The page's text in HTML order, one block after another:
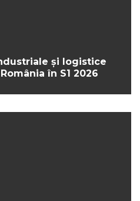
și logistice
în S1 2026